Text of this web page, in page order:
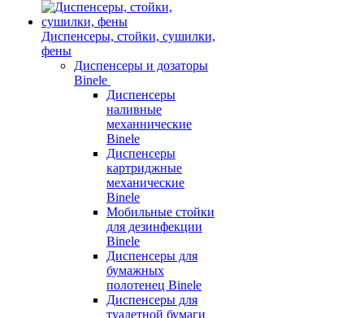
Диспенсеры, стойки, сушилки,
фены
Диспенсеры и дозаторы
Binele
Диспенсеры
наливные
механнические
Binele
Диспенсеры
картриджные
механические
Binele
Мобильные стойки
для дезинфекции
Binele
Диспенсеры для
бумажных
полотенец Binele
Диспенсеры для
туалетной бумаги